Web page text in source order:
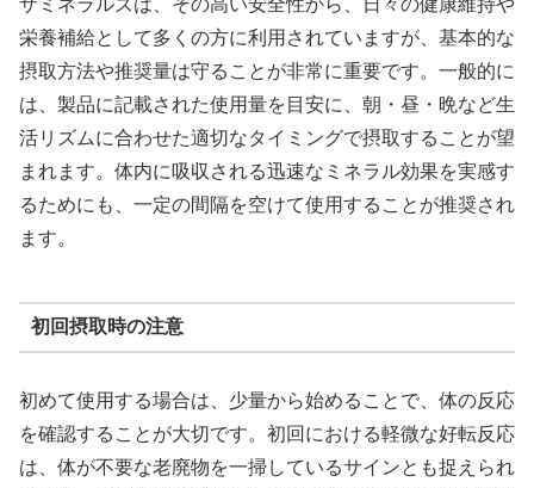
ザミネラルズは、その高い安全性から、日々の健康維持や
栄養補給として多くの方に利用されていますが、基本的な
摂取方法や推奨量は守ることが非常に重要です。一般的に
は、製品に記載された使用量を目安に、朝・昼・晩など生
活リズムに合わせた適切なタイミングで摂取することが望
まれます。体内に吸収される迅速なミネラル効果を実感す
るためにも、一定の間隔を空けて使用することが推奨され
ます。
初回摂取時の注意
初めて使用する場合は、少量から始めることで、体の反応
を確認することが大切です。初回における軽微な好転反応
は、体が不要な老廃物を一掃しているサインとも捉えられ